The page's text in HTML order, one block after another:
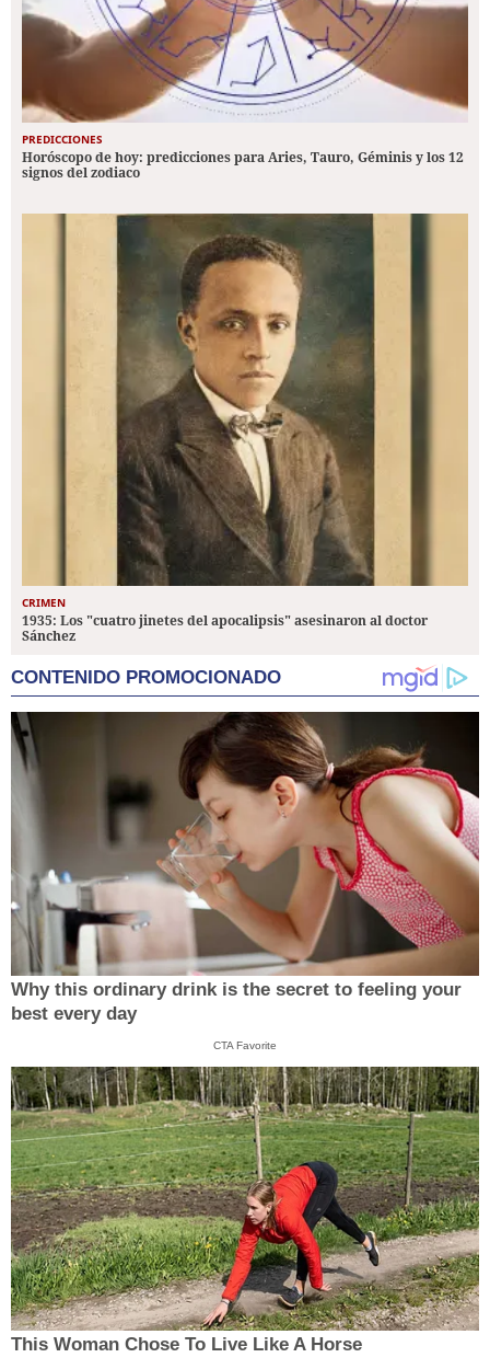
PREDICCIONES
Horóscopo de hoy: predicciones para Aries, Tauro, Géminis y los 12
signos del zodiaco
CRIMEN
1935: Los "cuatro jinetes del apocalipsis" asesinaron al doctor
Sánchez
CONTENIDO PROMOCIONADO
Why this ordinary drink is the secret to feeling your
best every day
CTA Favorite
This Woman Chose To Live Like A Horse